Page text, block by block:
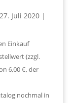
Juli 2020|
Einkauf
(zzgl.
6,00 €, der
nochmal in